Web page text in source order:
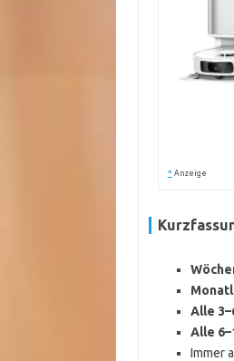
* Anzeige
Alle
Alle
Immer